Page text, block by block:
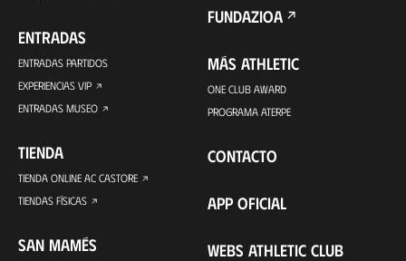
ENTRADAS
ENTRADAS PARTIDOS
EXPERIENCIAS VIP
ENTRADAS MUSEO
TIENDA
TIENDA ONLINE AC CASTORE
TIENDAS FÍSICAS
SAN MAMÉS
FUNDAZIOA
MÁS ATHLETIC
ONE CLUB AWARD
PROGRAMA ATERPE
CONTACTO
APP OFICIAL
WEBS ATHLETIC CLUB